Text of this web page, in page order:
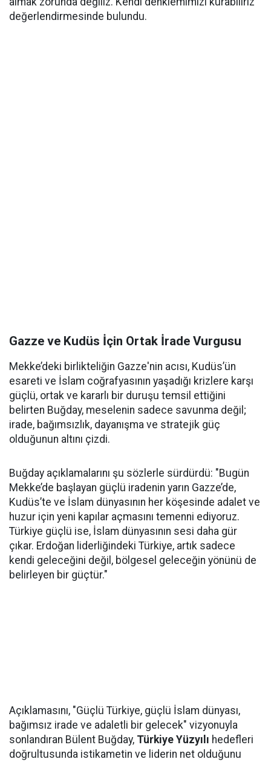
değerlendirmesinde bulundu.
Gazze ve Kudüs İçin Ortak İrade Vurgusu
Mekke’deki birlikteliğin Gazze'nin acısı, Kudüs’ün
esareti ve İslam coğrafyasının yaşadığı krizlere karşı
güçlü, ortak ve kararlı bir duruşu temsil ettiğini
belirten Buğday, meselenin sadece savunma değil;
irade, bağımsızlık, dayanışma ve stratejik güç
olduğunun altını çizdi.
Buğday açıklamalarını şu sözlerle sürdürdü: "Bugün
Mekke’de başlayan güçlü iradenin yarın Gazze’de,
Kudüs’te ve İslam dünyasının her köşesinde adalet ve
huzur için yeni kapılar açmasını temenni ediyoruz.
Türkiye güçlü ise, İslam dünyasının sesi daha gür
çıkar. Erdoğan liderliğindeki Türkiye, artık sadece
kendi geleceğini değil, bölgesel geleceğin yönünü de
belirleyen bir güçtür."
Açıklamasını, "Güçlü Türkiye, güçlü İslam dünyası,
bağımsız irade ve adaletli bir gelecek" vizyonuyla
sonlandıran Bülent Buğday, Türkiye Yüzyılı hedefleri
doğrultusunda istikametin ve liderin net olduğunu